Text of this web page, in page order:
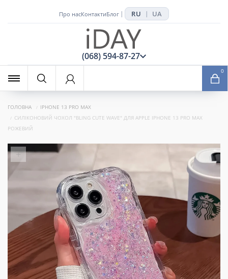
Про насКонтактиБлог | RU | UA
(068) 594-87-27
0
ГОЛОВНА
IPHONE 13 PRO MAX
СИЛІКОНОВИЙ ЧОХОЛ "BLING CUTE WAVE" ДЛЯ APPLE IPHONE 13 PRO MAX
РОЖЕВИЙ
+